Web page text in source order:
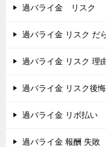
過バライ金 リスク
過バライ金 リスク だ
過バライ金 リスク 理
過バライ金 リスク後悔
過バライ金 リボ払い
過バライ金 報酬 失敗